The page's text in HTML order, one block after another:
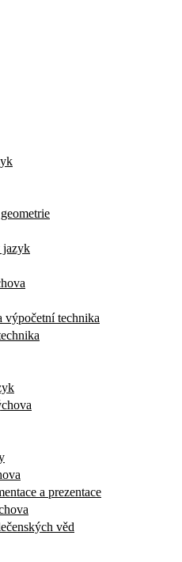
jazyk
výpočetní technika
a prezentace
věd